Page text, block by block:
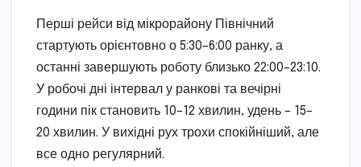
Перші рейси від мікрорайону Північний
стартують орієнтовно о 5:30–6:00 ранку, а
останні завершують роботу близько 22:00–23:10.
У робочі дні інтервал у ранкові та вечірні
години пік становить 10–12 хвилин, удень – 15–
20 хвилин. У вихідні рух трохи спокійніший, але
все одно регулярний.